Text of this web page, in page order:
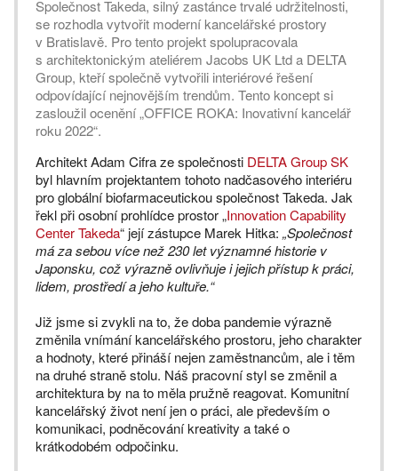
Společnost Takeda, silný zastánce trvalé udržitelnosti,
se rozhodla vytvořit moderní kancelářské prostory
v Bratislavě. Pro tento projekt spolupracovala
s architektonickým ateliérem Jacobs UK Ltd a DELTA
Group, kteří společně vytvořili interiérové řešení
odpovídající nejnovějším trendům. Tento koncept si
zasloužil ocenění „OFFICE ROKA: Inovativní kancelář
roku 2022“.
Architekt Adam Cifra ze společnosti DELTA Group SK
byl hlavním projektantem tohoto nadčasového interiéru
pro globální biofarmaceutickou společnost Takeda. Jak
řekl při osobní prohlídce prostor „Innovation Capability
Center Takeda“ její zástupce Marek Hitka: „Společnost
má za sebou více než 230 let významné historie v
Japonsku, což výrazně ovlivňuje i jejich přístup k práci,
lidem, prostředí a jeho kultuře.“
Již jsme si zvykli na to, že doba pandemie výrazně
změnila vnímání kancelářského prostoru, jeho charakter
a hodnoty, které přináší nejen zaměstnancům, ale i těm
na druhé straně stolu. Náš pracovní styl se změnil a
architektura by na to měla pružně reagovat. Komunitní
kancelářský život není jen o práci, ale především o
komunikaci, podněcování kreativity a také o
krátkodobém odpočinku.